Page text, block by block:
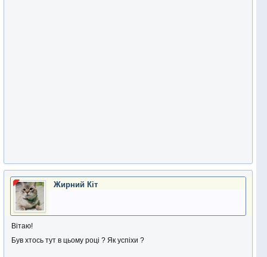
Жирний Кіт
Вітаю!
Був хтось тут в цьому році ? Як успіхи ?